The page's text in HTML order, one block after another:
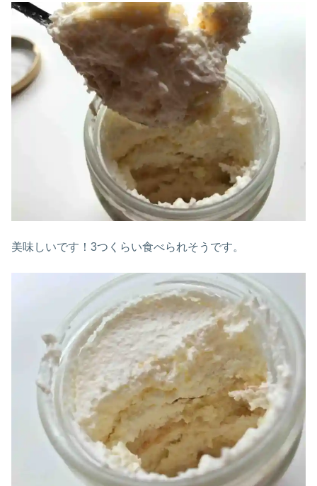
美味しいです！3つくらい食べられそうです。